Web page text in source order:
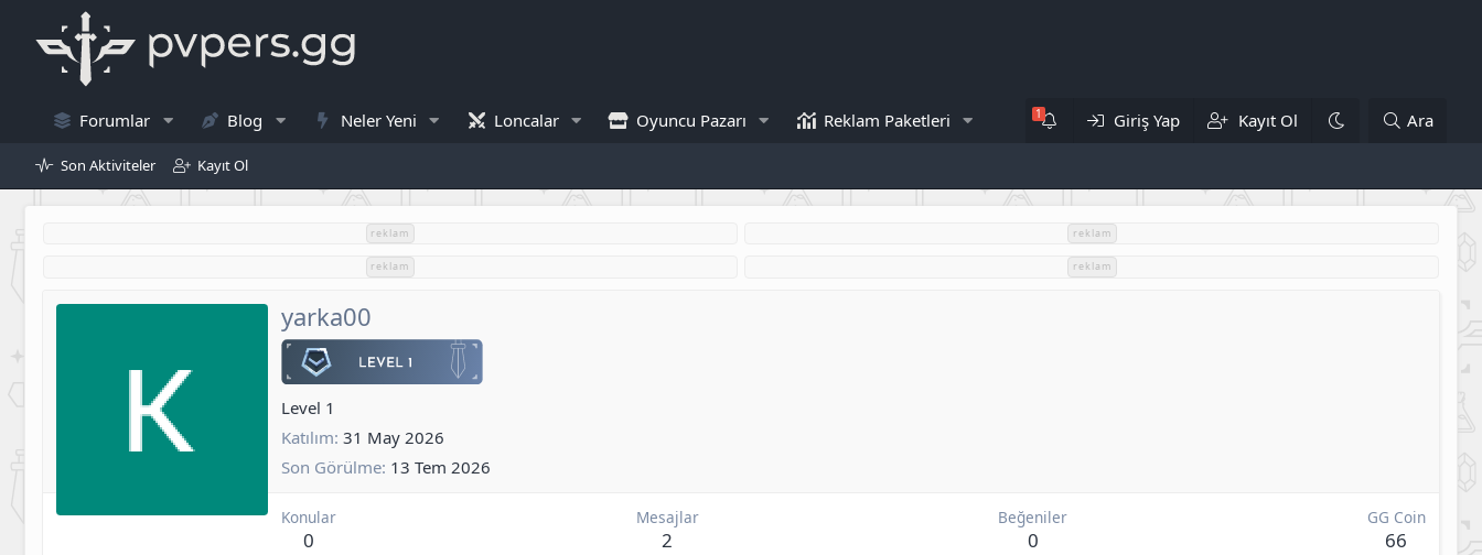
Forumlar Blog Neler Yeni Loncalar Oyuncu Pazarı Reklam Paketleri Giriş Yap Kayıt Ol Ara
Son Aktiviteler Kayıt Ol
reklam reklam
reklam reklam
yarka00
Level 1
Katılım 31 May 2026
Son Görülme 13 Tem 2026
Konular
0
Mesajlar
2
Beğeniler
0
GG Coin
66